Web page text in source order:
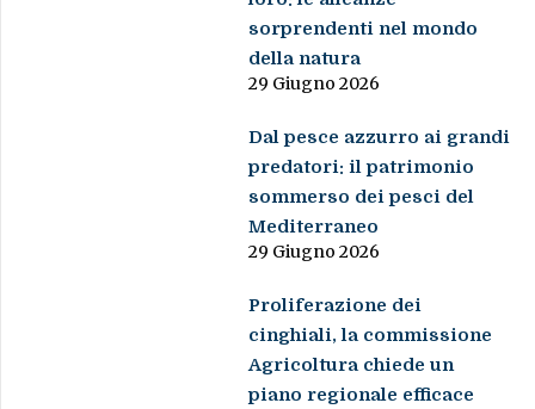
predatori: il patrimonio
sommerso dei pesci del
Mediterraneo
Proliferazione dei
cinghiali, la commissione
Agricoltura chiede un
piano regionale efficace
Gatto selvatico europeo,
come riconoscerlo e
perché è sempre più raro